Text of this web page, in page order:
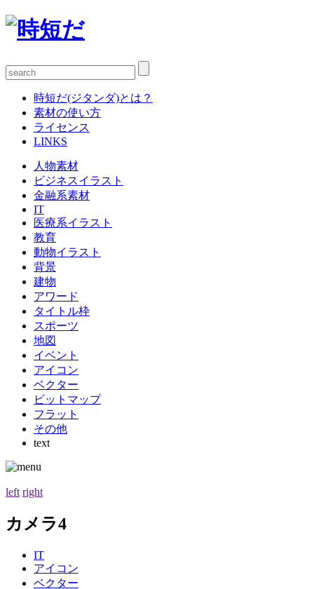
時短だ(ジタンダ)とは？
素材の使い方
ライセンス
LINKS
人物素材
ビジネスイラスト
金融系素材
IT
医療系イラスト
教育
動物イラスト
背景
建物
アワード
タイトル枠
スポーツ
地図
イベント
アイコン
ベクター
ビットマップ
フラット
その他
text
left right
カメラ4
IT
アイコン
ベクター